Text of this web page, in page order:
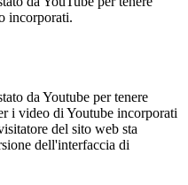
incorporati.
da Youtube per tenere
i video di Youtube incorporati
del sito web sta
dell'interfaccia di